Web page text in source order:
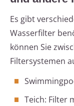
Es gibt
Wasserfilter
können Sie
Filtersystemen
Teich: Filter